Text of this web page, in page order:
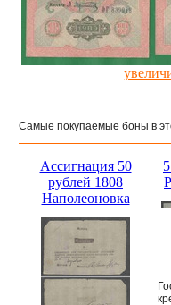
Самые покупаемые боны в
Ассигнация 50
рублей 1808
Наполеоновка